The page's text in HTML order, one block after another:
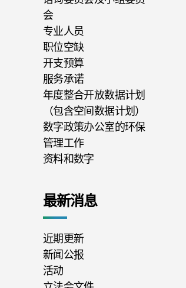
会
专业人员
职位空缺
开支预算
服务承诺
年度整合开放数据计划
（包含空间数据计划）
数字政策办公室的环保
管理工作
资料和数字
最新消息
近期更新
新闻公报
活动